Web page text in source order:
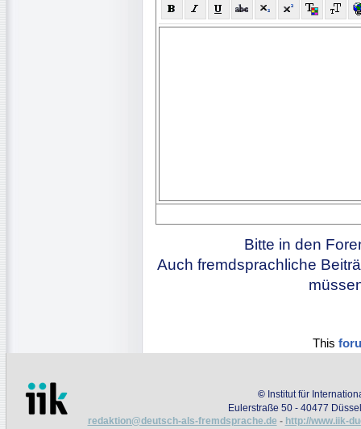
Bitte in den
Auch fremdsprachliche
This
© Institut für
Eulerstraße 50 - 40477
redaktion@deutsch-als-fremdsprache.de - http://www.iik-